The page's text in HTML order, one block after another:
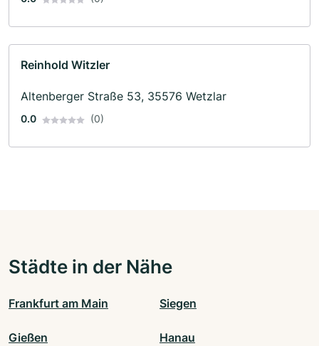
Reinhold Witzler
Altenberger Straße 53, 35576 Wetzlar
0.0 (0)
Städte in der Nähe
Frankfurt am Main Siegen
Gießen Hanau